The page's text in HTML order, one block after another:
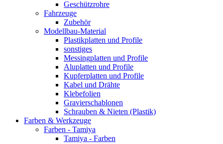
Geschützrohre
Fahrzeuge
Zubehör
Modellbau-Material
Plastikplatten und Profile
sonstiges
Messingplatten und Profile
Aluplatten und Profile
Kupferplatten und Profile
Kabel und Drähte
Klebefolien
Gravierschablonen
Schrauben & Nieten (Plastik)
Farben & Werkzeuge
Farben - Tamiya
Tamiya - Farben